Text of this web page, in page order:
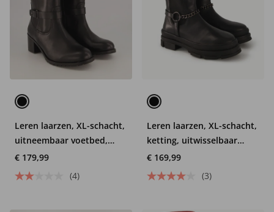
Leren laarzen, XL-schacht,
uitneembaar voetbed,
wijdte H
€ 179,99
(4)
Leren laarzen, XL-schacht,
ketting, uitwisselbaar
voetbed, wijdte H
€ 169,99
(3)